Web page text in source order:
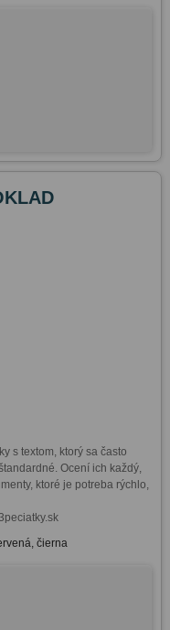
s textom, ktorý sa často
Ocení ich každý,
ktoré je potreba rýchlo,
čierna